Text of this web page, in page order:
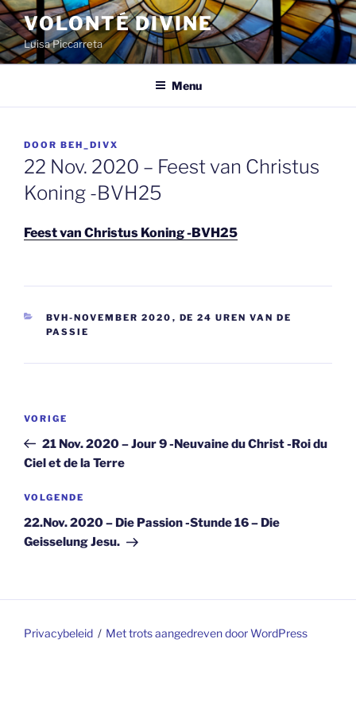
Spring
naar
de
inhoud
VOLONTÉ DIVINE
Luisa Piccarreta
Menu
GEPLAATST
OP
DOOR BEH_DIVX
22 Nov. 2020 – Feest van Christus
Koning -BVH25
Feest van Christus Koning -BVH25
CATEGORIEËN
BVH-NOVEMBER 2020 , DE 24 UREN VAN DE
PASSIE
Vorig
bericht
VORIGE
21 Nov. 2020 – Jour 9 -Neuvaine du Christ -Roi du
Ciel et de la Terre
Volgend
bericht
VOLGENDE
22.Nov. 2020 – Die Passion -Stunde 16 – Die
Geisselung Jesu.
Privacybeleid Met trots aangedreven door WordPress